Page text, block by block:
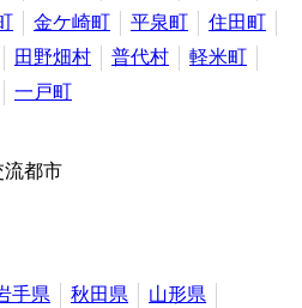
金ケ崎町 平泉町
住田町
田野畑村 普代村
軽米町
一戸町
流都市
手県 秋田県
山形県